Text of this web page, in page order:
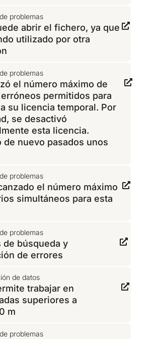
problemas
abrir el fichero, ya que
utilizado por otra
problemas
el número máximo de
permitidos para
su licencia temporal. Por
se desactivó
esta licencia.
de nuevo pasados unos
problemas
el número máximo
simultáneos para esta
problemas
de búsqueda y
de errores
de datos
trabajar en
superiores a
m
problemas